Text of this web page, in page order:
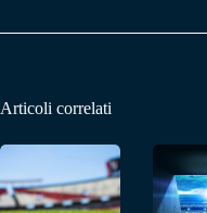
Articoli correlati